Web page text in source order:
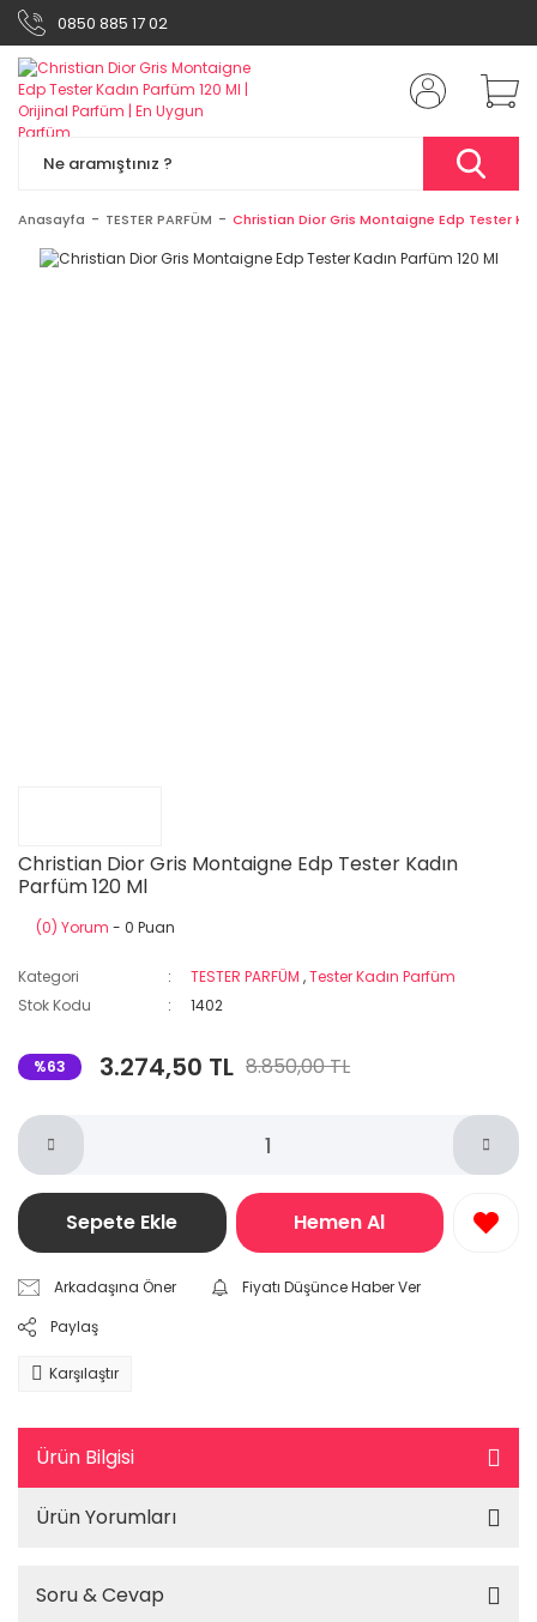
0850 885 17 02
Anasayfa TESTER PARFÜM Christian Dior Gris Montaigne Edp Tester
Christian Dior Gris Montaigne Edp Tester Kadın
Parfüm 120 Ml
(0) Yorum - 0 Puan
Kategori TESTER PARFÜM ,Tester Kadın Parfüm
Stok Kodu
1402
%63 3.274,50 TL 8.850,00 TL
Sepete Ekle Hemen Al
Arkadaşına Öner
Fiyatı Düşünce Haber Ver
Paylaş
Karşılaştır
Ürün Bilgisi
Ürün Yorumları
Soru & Cevap